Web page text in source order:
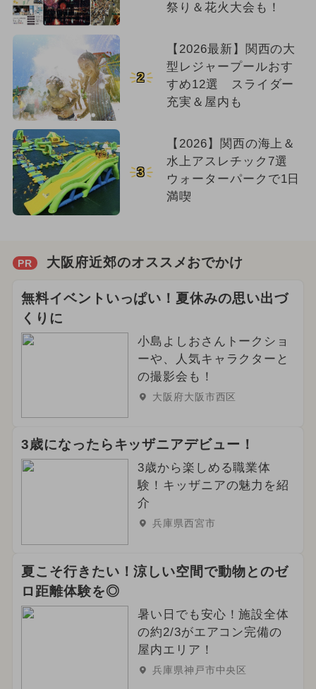
祭り＆花火大会も！
2
【2026最新】関西の大
型レジャープールおす
すめ12選 スライダー
充実＆屋内も
3
【2026】関西の海上＆
水上アスレチック7選
ウォーターパークで1日
満喫
PR 大阪府近郊のオススメおでかけ
無料イベントいっぱい！夏休みの思い出づ
くりに
小島よしおさんトークショ
ーや、人気キャラクターと
の撮影会も！
大阪府大阪市西区
3歳になったらキッザニアデビュー！
3歳から楽しめる職業体
験！キッザニアの魅力を紹
介
兵庫県西宮市
夏こそ行きたい！涼しい空間で動物とのゼ
ロ距離体験を◎
暑い日でも安心！施設全体
の約2/3がエアコン完備の
屋内エリア！
兵庫県神戸市中央区